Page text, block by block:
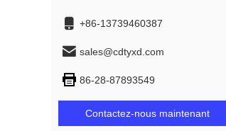
+86-13739460387
sales@cdtyxd.com
86-28-87893549
Contactez-nous maintenant